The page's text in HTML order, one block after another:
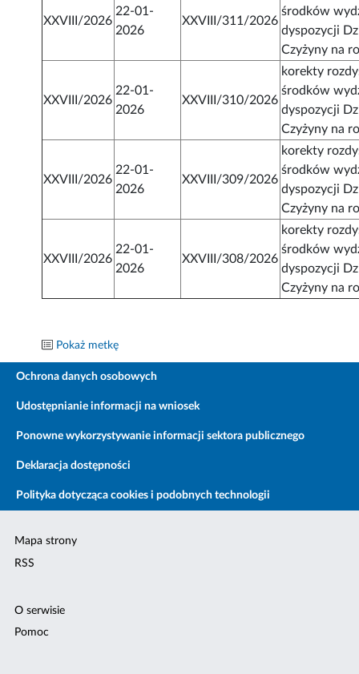
XXVIII/2026
22-01-
2026
XXVIII/311/2026
środków
dyspozycji
Czyżyny na
XXVIII/2026
22-01-
2026
XXVIII/310/2026
korekty
środków
dyspozycji
Czyżyny na
XXVIII/2026
22-01-
2026
XXVIII/309/2026
korekty
środków
dyspozycji
Czyżyny na
XXVIII/2026
22-01-
2026
XXVIII/308/2026
korekty
środków
dyspozycji
Czyżyny na
Pokaż metkę
Ochrona danych osobowych
Udostępnianie informacji na wniosek
Ponowne wykorzystywanie informacji sektora publicznego
Deklaracja dostępności
Polityka dotycząca cookies i podobnych technologii
Mapa strony
RSS
O serwisie
Pomoc